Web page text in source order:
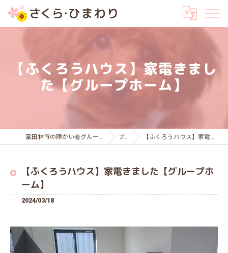
【ふくろうハウス】家電きまし
た【グループホーム】
富田林市の障がい者グループホームはさくら・ひまわり ブログ 【ふくろうハウス】家電きました【グループホーム】
【ふくろうハウス】家電きました【グループホ
ーム】
2024/03/18